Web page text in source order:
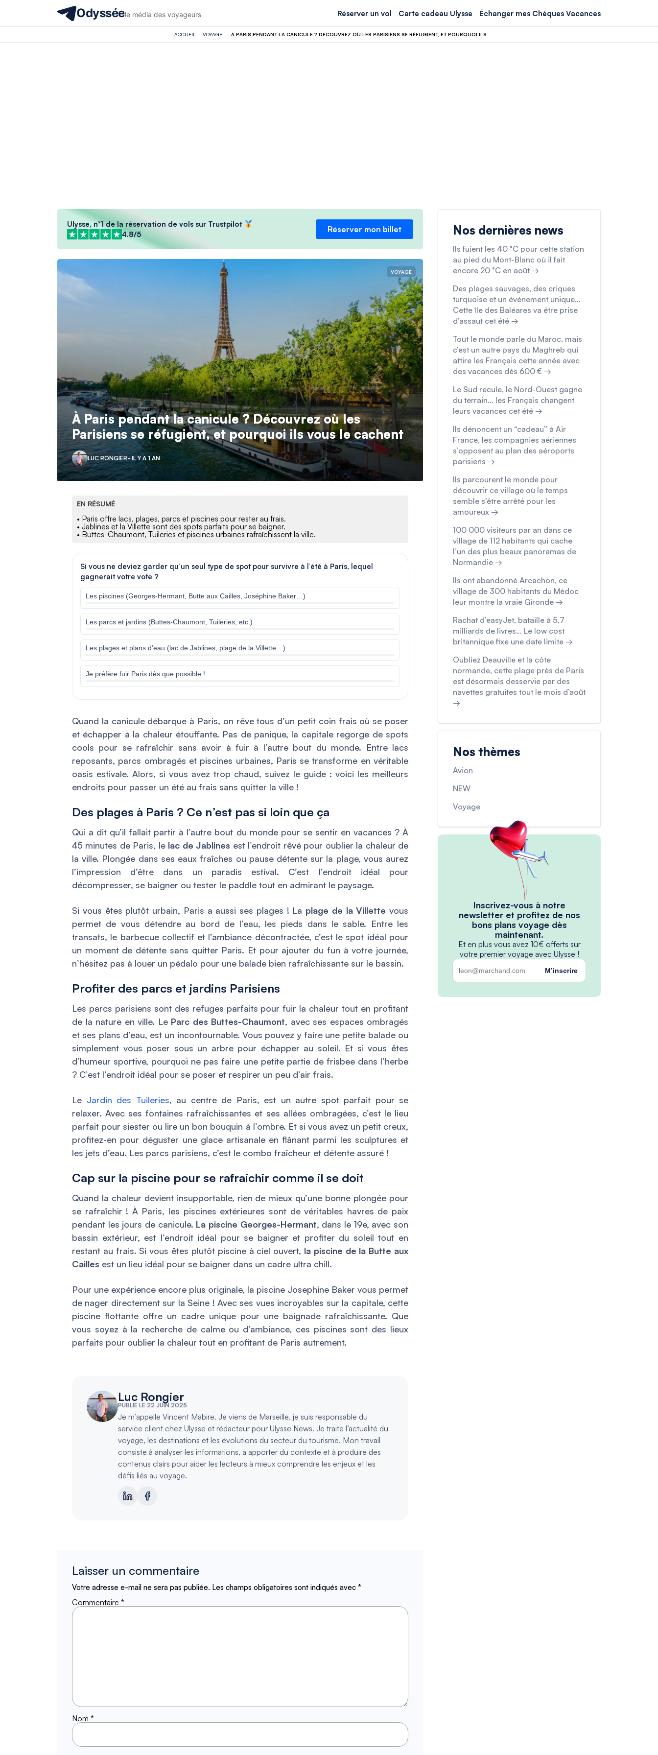
Odysséele média des voyageurs Réserver un vol Carte cadeau Ulysse Échanger mes Chèques Vacances
ACCUEIL —VOYAGE—
Ulysse, n°1 de la réservation de vols sur Trustpilot
4.8/5
Réserver mon billet
VOYAGE
À Paris pendant la canicule ? Découvrez où les
Parisiens se réfugient, et pourquoi ils vous le cachent
LUC RONGIER- IL Y A 1 AN
EN RÉSUMÉ
• Paris offre lacs, plages, parcs et piscines pour rester au frais.
• Jablines et la Villette sont des spots parfaits pour se baigner.
• Buttes-Chaumont, Tuileries et piscines urbaines rafraîchissent la ville.
Si vous ne deviez garder qu’un seul type de spot pour survivre à l’été à Paris, lequel
gagnerait votre vote ?
Les piscines (Georges-Hermant, Butte aux Cailles, Joséphine Baker…)
Les parcs et jardins (Buttes-Chaumont, Tuileries, etc.)
Les plages et plans d’eau (lac de Jablines, plage de la Villette…)
Je préfère fuir Paris dès que possible !
Quand la canicule débarque à Paris, on rêve tous d’un petit coin frais où se poser
et échapper à la chaleur étouffante. Pas de panique, la capitale regorge de spots
cools pour se rafraîchir sans avoir à fuir à l’autre bout du monde. Entre lacs
reposants, parcs ombragés et piscines urbaines, Paris se transforme en véritable
oasis estivale. Alors, si vous avez trop chaud, suivez le guide : voici les meilleurs
endroits pour passer un été au frais sans quitter la ville !
Des plages à Paris ? Ce n’est pas si loin que ça
Qui a dit qu’il fallait partir à l’autre bout du monde pour se sentir en vacances ? À
45 minutes de Paris, le lac de Jablines est l’endroit rêvé pour oublier la chaleur de
la ville. Plongée dans ses eaux fraîches ou pause détente sur la plage, vous aurez
l’impression d’être dans un paradis estival. C’est l’endroit idéal pour
décompresser, se baigner ou tester le paddle tout en admirant le paysage.
Si vous êtes plutôt urbain, Paris a aussi ses plages ! La plage de la Villette vous
permet de vous détendre au bord de l’eau, les pieds dans le sable. Entre les
transats, le barbecue collectif et l’ambiance décontractée, c’est le spot idéal pour
un moment de détente sans quitter Paris. Et pour ajouter du fun à votre journée,
n’hésitez pas à louer un pédalo pour une balade bien rafraîchissante sur le bassin.
Profiter des parcs et jardins Parisiens
Les parcs parisiens sont des refuges parfaits pour fuir la chaleur tout en profitant
de la nature en ville. Le Parc des Buttes-Chaumont, avec ses espaces ombragés
et ses plans d’eau, est un incontournable. Vous pouvez y faire une petite balade ou
simplement vous poser sous un arbre pour échapper au soleil. Et si vous êtes
d’humeur sportive, pourquoi ne pas faire une petite partie de frisbee dans l’herbe
? C’est l’endroit idéal pour se poser et respirer un peu d’air frais.
Le Jardin des Tuileries, au centre de Paris, est un autre spot parfait pour se
relaxer. Avec ses fontaines rafraîchissantes et ses allées ombragées, c’est le lieu
parfait pour siester ou lire un bon bouquin à l’ombre. Et si vous avez un petit creux,
profitez-en pour déguster une glace artisanale en flânant parmi les sculptures et
les jets d’eau. Les parcs parisiens, c’est le combo fraîcheur et détente assuré !
Cap sur la piscine pour se rafraichir comme il se doit
Quand la chaleur devient insupportable, rien de mieux qu’une bonne plongée pour
se rafraîchir ! À Paris, les piscines extérieures sont de véritables havres de paix
pendant les jours de canicule. La piscine Georges-Hermant, dans le 19e, avec son
bassin extérieur, est l’endroit idéal pour se baigner et profiter du soleil tout en
restant au frais. Si vous êtes plutôt piscine à ciel ouvert, la piscine de la Butte aux
Cailles est un lieu idéal pour se baigner dans un cadre ultra chill.
Pour une expérience encore plus originale, la piscine Josephine Baker vous permet
de nager directement sur la Seine ! Avec ses vues incroyables sur la capitale, cette
piscine flottante offre un cadre unique pour une baignade rafraîchissante. Que
vous soyez à la recherche de calme ou d’ambiance, ces piscines sont des lieux
parfaits pour oublier la chaleur tout en profitant de Paris autrement.
Luc Rongier
PUBLIÉ LE 22 JUIN 2025
Je m’appelle Vincent Mabire. Je viens de Marseille, je suis responsable du
service client chez Ulysse et rédacteur pour Ulysse News. Je traite l’actualité du
voyage, les destinations et les évolutions du secteur du tourisme. Mon travail
consiste à analyser les informations, à apporter du contexte et à produire des
contenus clairs pour aider les lecteurs à mieux comprendre les enjeux et les
défis liés au voyage.
Laisser un commentaire
Votre adresse e-mail ne sera pas publiée. Les champs obligatoires sont indiqués avec *
Commentaire *
Nom *
Nos dernières news
Ils fuient les 40 °C pour cette station
au pied du Mont-Blanc où il fait
encore 20 °C en août →
Des plages sauvages, des criques
turquoise et un événement unique…
Cette île des Baléares va être prise
d’assaut cet été →
Tout le monde parle du Maroc, mais
c’est un autre pays du Maghreb qui
attire les Français cette année avec
des vacances dès 600 € →
Le Sud recule, le Nord-Ouest gagne
du terrain… les Français changent
leurs vacances cet été →
Ils dénoncent un “cadeau” à Air
France, les compagnies aériennes
s’opposent au plan des aéroports
parisiens →
Ils parcourent le monde pour
découvrir ce village où le temps
semble s’être arrêté pour les
amoureux →
100 000 visiteurs par an dans ce
village de 112 habitants qui cache
l’un des plus beaux panoramas de
Normandie →
Ils ont abandonné Arcachon, ce
village de 300 habitants du Médoc
leur montre la vraie Gironde →
Rachat d’easyJet, bataille à 5,7
milliards de livres… Le low cost
britannique fixe une date limite →
Oubliez Deauville et la côte
normande, cette plage près de Paris
est désormais desservie par des
navettes gratuites tout le mois d’août
→
Nos thèmes
Avion
NEW
Voyage
Inscrivez-vous à notre
newsletter et profitez de nos
bons plans voyage dès
maintenant.
Et en plus vous avez 10€ offerts sur
votre premier voyage avec Ulysse !
M’inscrire